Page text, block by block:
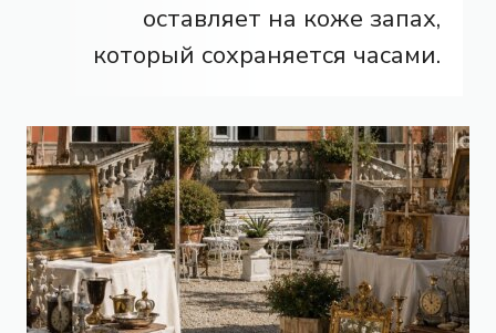
оставляет на коже запах,
который сохраняется часами.